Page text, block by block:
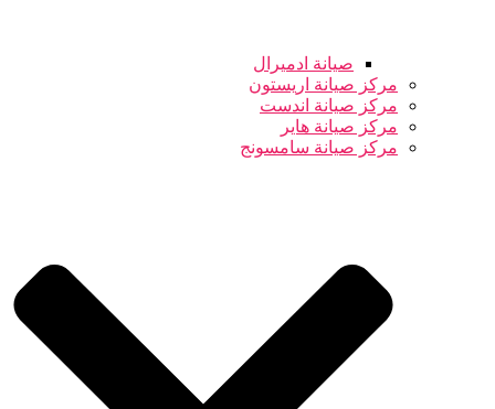
صيانة ادميرال
مركز صيانة اريستون
مركز صيانة اندست
مركز صيانة هاير
مركز صيانة سامسونج